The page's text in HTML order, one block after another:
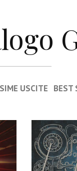
USCITE BEST